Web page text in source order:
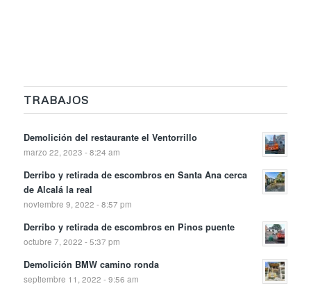
TRABAJOS
Demolición del restaurante el Ventorrillo
marzo 22, 2023 - 8:24 am
Derribo y retirada de escombros en Santa Ana cerca
de Alcalá la real
noviembre 9, 2022 - 8:57 pm
Derribo y retirada de escombros en Pinos puente
octubre 7, 2022 - 5:37 pm
Demolición BMW camino ronda
septiembre 11, 2022 - 9:56 am